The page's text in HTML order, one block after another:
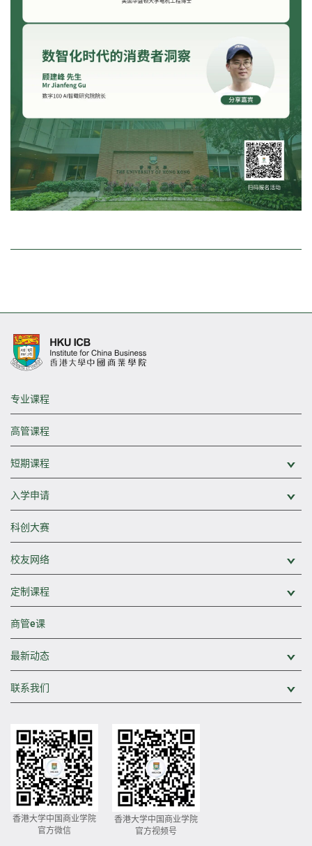
专业课程
高管课程
短期课程
入学申请
科创大赛
校友网络
定制课程
商管e课
最新动态
联系我们
香港大学中国商业学院
官方微信
香港大学中国商业学院
官方视频号